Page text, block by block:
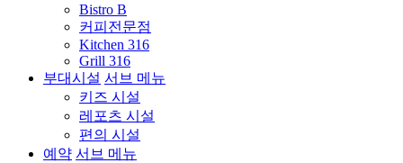
Bistro B
커피전문점
Kitchen 316
Grill 316
부대시설 서브 메뉴
키즈 시설
레포츠 시설
편의 시설
예약 서브 메뉴